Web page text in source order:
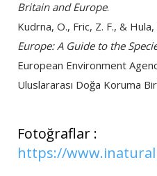
Britain and Europe.
Kudrna, O., Fric, Z. F., &
Europe: A Guide to the
European Environment
Uluslararası Doğa Koruma
Fotoğraflar :
https://